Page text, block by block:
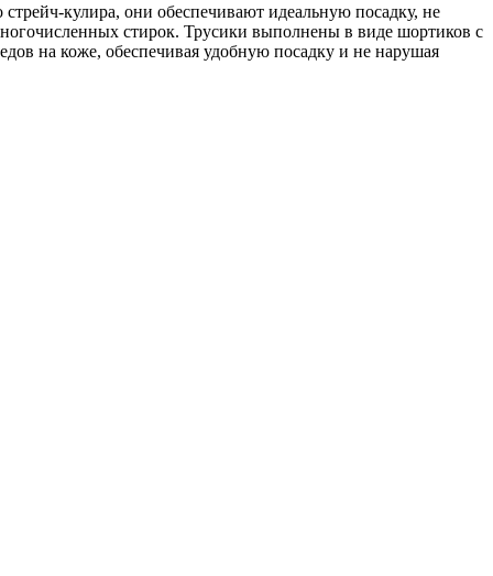
кулира, они обеспечивают идеальную посадку, не
стирок. Трусики выполнены в виде шортиков с
на коже, обеспечивая удобную посадку и не нарушая